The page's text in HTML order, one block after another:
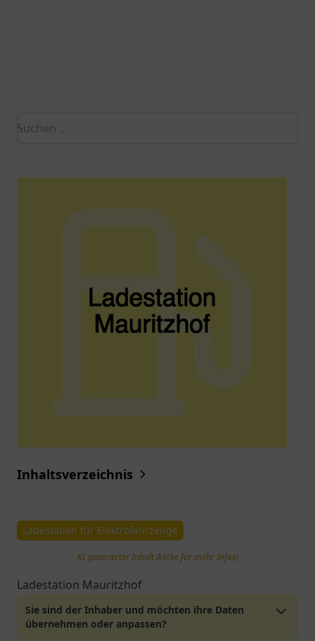
Inhaltsverzeichnis
Ladestation für Elektrofahrzeuge
KI generierter Inhalt (klicke für mehr Infos)
Ladestation Mauritzhof
Sie sind der Inhaber und möchten ihre Daten
übernehmen oder anpassen?